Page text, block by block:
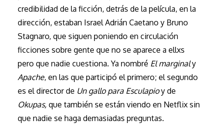
credibilidad de la ficción, detrás de la película, en la
dirección, estaban Israel Adrián Caetano y Bruno
Stagnaro, que siguen poniendo en circulación
ficciones sobre gente que no se aparece a ellxs
pero que nadie cuestiona. Ya nombré El marginaly
Apache, en las que participó el primero; el segundo
es el director de Un gallo para Esculapioy de
Okupas, que también se están viendo en Netflix sin
que nadie se haga demasiadas preguntas.